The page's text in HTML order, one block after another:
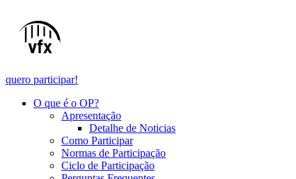
quero participar!
O que é o OP?
Apresentação
Detalhe de Noticias
Como Participar
Normas de Participação
Ciclo de Participação